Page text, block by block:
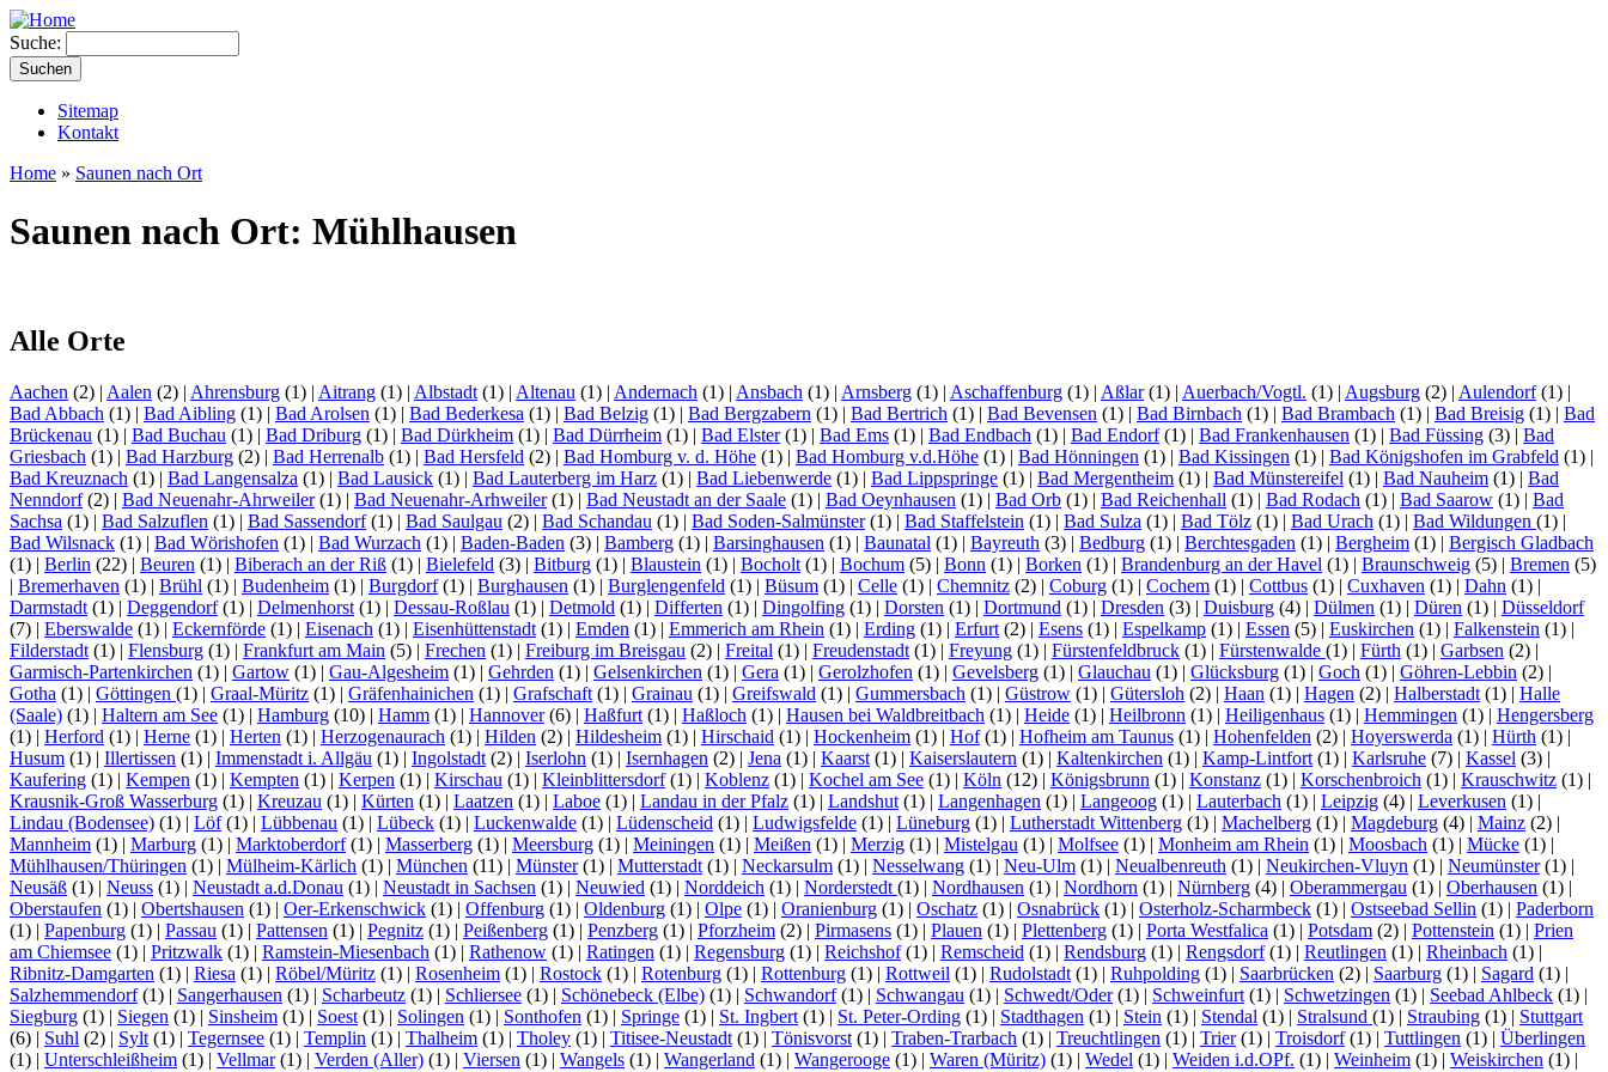
Suche:
Sitemap
Kontakt
Home » Saunen nach Ort
Saunen nach Ort: Mühlhausen
Alle Orte
Aachen (2) | Aalen (2) | Ahrensburg (1) | Aitrang (1) | Albstadt (1) | Altenau (1) | Andernach (1) | Ansbach (1) | Arnsberg (1) | Aschaffenburg (1) | Aßlar(1) | Auerbach/Vogtl. (1) | Augsburg (2) | Aulendorf(1) |
Bad Abbach (1) | Bad Aibling (1) | Bad Arolsen (1) | Bad Bederkesa (1) | Bad Belzig (1) | Bad Bergzabern (1) | Bad Bertrich (1) | Bad Bevensen (1) | Bad Birnbach (1) | Bad Brambach (1) | Bad Breisig (1) | Bad
Brückenau (1) | Bad Buchau (1) | Bad Driburg (1) | Bad Dürkheim (1) | Bad Dürrheim (1) | Bad Elster(1) | Bad Ems (1) | Bad Endbach (1) | Bad Endorf(1) | Bad Frankenhausen (1) | Bad Füssing (3) | Bad
Griesbach (1) | Bad Harzburg (2) | Bad Herrenalb (1) | Bad Hersfeld (2) | Bad Homburg v. d. Höhe (1) | Bad Homburg v.d.Höhe (1) | Bad Hönningen (1) | Bad Kissingen (1) | Bad Königshofen im Grabfeld (1) |
Bad Kreuznach (1) | Bad Langensalza (1) | Bad Lausick (1) | Bad Lauterberg im Harz (1) | Bad Liebenwerde (1) | Bad Lippspringe (1) | Bad Mergentheim (1) | Bad Münstereifel (1) | Bad Nauheim (1) | Bad
Nenndorf(2) | Bad Neuenahr-Ahrweiler(1) | Bad Neuenahr-Arhweiler(1) | Bad Neustadt an der Saale (1) | Bad Oeynhausen (1) | Bad Orb (1) | Bad Reichenhall (1) | Bad Rodach (1) | Bad Saarow (1) | Bad
Sachsa (1) | Bad Salzuflen (1) | Bad Sassendorf(1) | Bad Saulgau (2) | Bad Schandau (1) | Bad Soden-Salmünster(1) | Bad Staffelstein (1) | Bad Sulza (1) | Bad Tölz (1) | Bad Urach (1) | Bad Wildungen (1) |
Bad Wilsnack (1) | Bad Wörishofen (1) | Bad Wurzach (1) | Baden-Baden (3) | Bamberg (1) | Barsinghausen (1) | Baunatal (1) | Bayreuth (3) | Bedburg (1) | Berchtesgaden (1) | Bergheim (1) | Bergisch Gladbach
(1) | Berlin (22) | Beuren (1) | Biberach an der Riß (1) | Bielefeld (3) | Bitburg (1) | Blaustein (1) | Bocholt (1) | Bochum (5) | Bonn (1) | Borken (1) | Brandenburg an der Havel (1) | Braunschweig (5) | Bremen (5)
| Bremerhaven (1) | Brühl (1) | Budenheim (1) | Burgdorf(1) | Burghausen (1) | Burglengenfeld (1) | Büsum (1) | Celle (1) | Chemnitz (2) | Coburg (1) | Cochem (1) | Cottbus (1) | Cuxhaven (1) | Dahn (1) |
Darmstadt (1) | Deggendorf(1) | Delmenhorst (1) | Dessau-Roßlau (1) | Detmold (1) | Differten (1) | Dingolfing (1) | Dorsten (1) | Dortmund (1) | Dresden (3) | Duisburg (4) | Dülmen (1) | Düren (1) | Düsseldorf
(7) | Eberswalde (1) | Eckernförde (1) | Eisenach (1) | Eisenhüttenstadt (1) | Emden (1) | Emmerich am Rhein (1) | Erding (1) | Erfurt (2) | Esens (1) | Espelkamp (1) | Essen (5) | Euskirchen (1) | Falkenstein (1) |
Filderstadt (1) | Flensburg (1) | Frankfurt am Main (5) | Frechen (1) | Freiburg im Breisgau (2) | Freital (1) | Freudenstadt (1) | Freyung (1) | Fürstenfeldbruck (1) | Fürstenwalde (1) | Fürth (1) | Garbsen (2) |
Garmisch-Partenkirchen (1) | Gartow (1) | Gau-Algesheim (1) | Gehrden (1) | Gelsenkirchen (1) | Gera (1) | Gerolzhofen (1) | Gevelsberg (1) | Glauchau (1) | Glücksburg (1) | Goch (1) | Göhren-Lebbin (2) |
Gotha (1) | Göttingen (1) | Graal-Müritz (1) | Gräfenhainichen (1) | Grafschaft (1) | Grainau (1) | Greifswald (1) | Gummersbach (1) | Güstrow (1) | Gütersloh (2) | Haan (1) | Hagen (2) | Halberstadt (1) | Halle
(Saale) (1) | Haltern am See (1) | Hamburg (10) | Hamm (1) | Hannover(6) | Haßfurt (1) | Haßloch (1) | Hausen bei Waldbreitbach (1) | Heide (1) | Heilbronn (1) | Heiligenhaus (1) | Hemmingen (1) | Hengersberg
(1) | Herford (1) | Herne (1) | Herten (1) | Herzogenaurach (1) | Hilden (2) | Hildesheim (1) | Hirschaid (1) | Hockenheim (1) | Hof(1) | Hofheim am Taunus (1) | Hohenfelden (2) | Hoyerswerda (1) | Hürth (1) |
Husum (1) | Illertissen (1) | Immenstadt i. Allgäu (1) | Ingolstadt (2) | Iserlohn (1) | Isernhagen (2) | Jena (1) | Kaarst (1) | Kaiserslautern (1) | Kaltenkirchen (1) | Kamp-Lintfort (1) | Karlsruhe (7) | Kassel (3) |
Kaufering (1) | Kempen (1) | Kempten (1) | Kerpen (1) | Kirschau (1) | Kleinblittersdorf(1) | Koblenz (1) | Kochel am See (1) | Köln (12) | Königsbrunn (1) | Konstanz (1) | Korschenbroich (1) | Krauschwitz (1) |
Krausnik-Groß Wasserburg (1) | Kreuzau (1) | Kürten (1) | Laatzen (1) | Laboe (1) | Landau in der Pfalz (1) | Landshut (1) | Langenhagen (1) | Langeoog (1) | Lauterbach (1) | Leipzig (4) | Leverkusen (1) |
Lindau (Bodensee) (1) | Löf(1) | Lübbenau (1) | Lübeck (1) | Luckenwalde (1) | Lüdenscheid (1) | Ludwigsfelde (1) | Lüneburg (1) | Lutherstadt Wittenberg (1) | Machelberg (1) | Magdeburg (4) | Mainz (2) |
Mannheim (1) | Marburg (1) | Marktoberdorf(1) | Masserberg (1) | Meersburg (1) | Meiningen (1) | Meißen (1) | Merzig (1) | Mistelgau (1) | Molfsee (1) | Monheim am Rhein (1) | Moosbach (1) | Mücke (1) |
Mühlhausen/Thüringen (1) | Mülheim-Kärlich (1) | München (11) | Münster(1) | Mutterstadt (1) | Neckarsulm (1) | Nesselwang (1) | Neu-Ulm (1) | Neualbenreuth (1) | Neukirchen-Vluyn (1) | Neumünster(1) |
Neusäß (1) | Neuss (1) | Neustadt a.d.Donau (1) | Neustadt in Sachsen (1) | Neuwied (1) | Norddeich (1) | Norderstedt (1) | Nordhausen (1) | Nordhorn (1) | Nürnberg (4) | Oberammergau (1) | Oberhausen (1) |
Oberstaufen (1) | Obertshausen (1) | Oer-Erkenschwick (1) | Offenburg (1) | Oldenburg (1) | Olpe (1) | Oranienburg (1) | Oschatz (1) | Osnabrück (1) | Osterholz-Scharmbeck (1) | Ostseebad Sellin (1) | Paderborn
(1) | Papenburg (1) | Passau (1) | Pattensen (1) | Pegnitz (1) | Peißenberg (1) | Penzberg (1) | Pforzheim (2) | Pirmasens (1) | Plauen (1) | Plettenberg (1) | Porta Westfalica (1) | Potsdam (2) | Pottenstein (1) | Prien
am Chiemsee (1) | Pritzwalk (1) | Ramstein-Miesenbach (1) | Rathenow (1) | Ratingen (1) | Regensburg (1) | Reichshof(1) | Remscheid (1) | Rendsburg (1) | Rengsdorf(1) | Reutlingen (1) | Rheinbach (1) |
Ribnitz-Damgarten (1) | Riesa (1) | Röbel/Müritz (1) | Rosenheim (1) | Rostock (1) | Rotenburg (1) | Rottenburg (1) | Rottweil (1) | Rudolstadt (1) | Ruhpolding (1) | Saarbrücken (2) | Saarburg (1) | Sagard (1) |
Salzhemmendorf(1) | Sangerhausen (1) | Scharbeutz (1) | Schliersee (1) | Schönebeck (Elbe) (1) | Schwandorf(1) | Schwangau (1) | Schwedt/Oder(1) | Schweinfurt (1) | Schwetzingen (1) | Seebad Ahlbeck (1) |
Siegburg (1) | Siegen (1) | Sinsheim (1) | Soest (1) | Solingen (1) | Sonthofen (1) | Springe (1) | St. Ingbert (1) | St. Peter-Ording (1) | Stadthagen (1) | Stein (1) | Stendal (1) | Stralsund (1) | Straubing (1) | Stuttgart
(6) | Suhl (2) | Sylt (1) | Tegernsee (1) | Templin (1) | Thalheim (1) | Tholey (1) | Titisee-Neustadt (1) | Tönisvorst (1) | Traben-Trarbach (1) | Treuchtlingen (1) | Trier(1) | Troisdorf(1) | Tuttlingen (1) | Überlingen
(1) | Unterschleißheim (1) | Vellmar(1) | Verden (Aller) (1) | Viersen (1) | Wangels (1) | Wangerland (1) | Wangerooge (1) | Waren (Müritz) (1) | Wedel (1) | Weiden i.d.OPf. (1) | Weinheim (1) | Weiskirchen (1) |